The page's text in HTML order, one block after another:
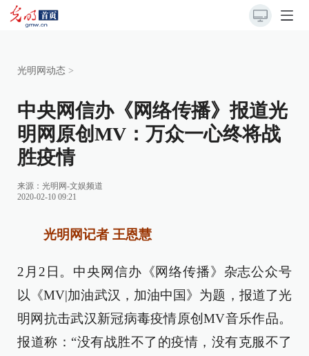
光明网动态 >
中央网信办《网络传播》报道光
明网原创MV：万众一心终将战
胜疫情
来源： 光明网-文娱频道
2020-02-10 09:21
光明网记者 王恩慧
2月2日。中央网信办《网络传播》杂志公众号
以《MV|加油武汉，加油中国》为题，报道了光
明网抗击武汉新冠病毒疫情原创MV音乐作品。
报道称：“没有战胜不了的疫情，没有克服不了